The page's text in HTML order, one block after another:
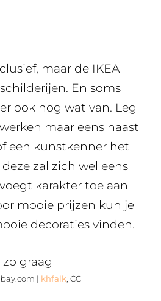
maar de IKEA
En soms
ook nog wat van. Leg
maar eens naast
een kunstkenner het
zal zich wel eens
karakter toe aan
mooie prijzen kun je
decoraties vinden.
| khfalk, CC